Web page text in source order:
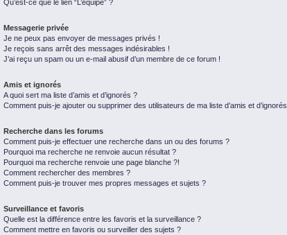
Qu’est-ce que le lien “L’équipe” ?
Messagerie privée
Je ne peux pas envoyer de messages privés !
Je reçois sans arrêt des messages indésirables !
J’ai reçu un spam ou un e-mail abusif d’un membre de ce forum !
Amis et ignorés
A quoi sert ma liste d’amis et d’ignorés ?
Comment puis-je ajouter ou supprimer des utilisateurs de ma liste d’amis et
Recherche dans les forums
Comment puis-je effectuer une recherche dans un ou des forums ?
Pourquoi ma recherche ne renvoie aucun résultat ?
Pourquoi ma recherche renvoie une page blanche ?!
Comment rechercher des membres ?
Comment puis-je trouver mes propres messages et sujets ?
Surveillance et favoris
Quelle est la différence entre les favoris et la surveillance ?
Comment mettre en favoris ou surveiller des sujets ?